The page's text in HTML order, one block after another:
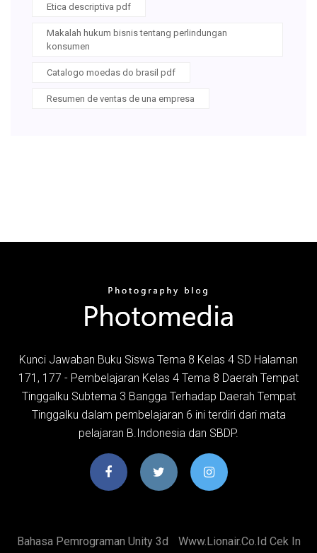
Etica descriptiva pdf
Makalah hukum bisnis tentang perlindungan
konsumen
Catalogo moedas do brasil pdf
Resumen de ventas de una empresa
Kunci Jawaban Buku Siswa Tema 8 Kelas 4 SD Halaman
171, 177 - Pembelajaran Kelas 4 Tema 8 Daerah Tempat
Tinggalku Subtema 3 Bangga Terhadap Daerah Tempat
Tinggalku dalam pembelajaran 6 ini terdiri dari mata
pelajaran B.Indonesia dan SBDP.
Bahasa Pemrograman Unity 3d
Www.lionair.co.id Cek In